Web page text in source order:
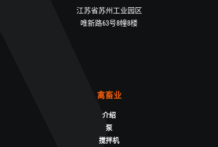
江苏省苏州工业园区
唯新路63号8幢8楼
禽畜业
介绍
泵
搅拌机